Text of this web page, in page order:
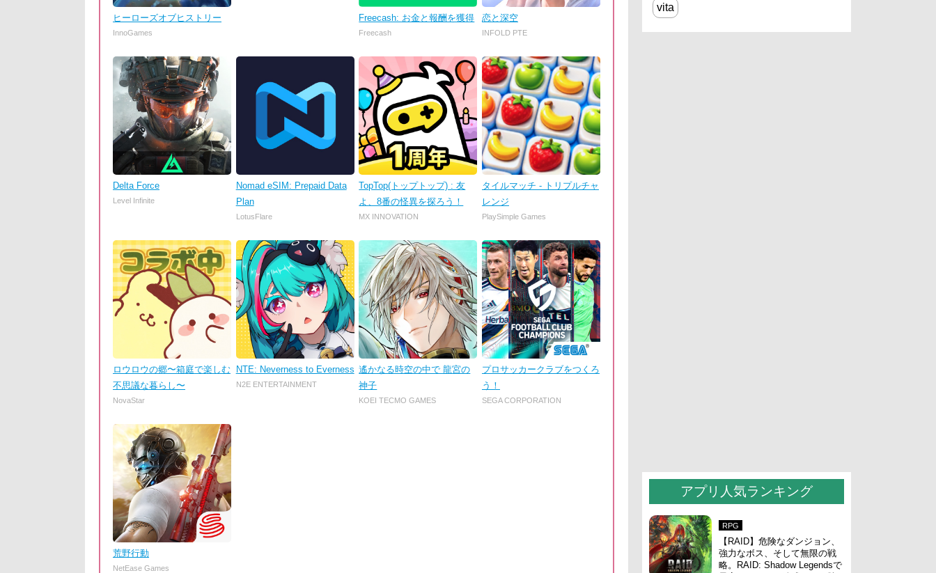
ヒーローズオブヒストリー
InnoGames
Freecash: お金と報酬を獲得
Freecash
恋と深空
INFOLD PTE
Delta Force
Level Infinite
Nomad eSIM: Prepaid Data
Plan
LotusFlare
TopTop(トップトップ) : 友
よ、8番の怪異を探ろう！
MX INNOVATION
タイルマッチ - トリプルチャ
レンジ
PlaySimple Games
ロウロウの郷〜箱庭で楽しむ
不思議な暮らし〜
NovaStar
NTE: Neverness to Everness
N2E ENTERTAINMENT
遙かなる時空の中で 龍宮の
神子
KOEI TECMO GAMES
プロサッカークラブをつくろ
う！
SEGA CORPORATION
荒野行動
NetEase Games
vita
アプリ人気ランキング
RPG
【RAID】危険なダンジョン、
強力なボス、そして無限の戦
略。RAID: Shadow Legendsで